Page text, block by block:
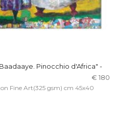
Pinocchio d'Africa" -
€ 180
Fine Art(325 gsm) cm 45x40